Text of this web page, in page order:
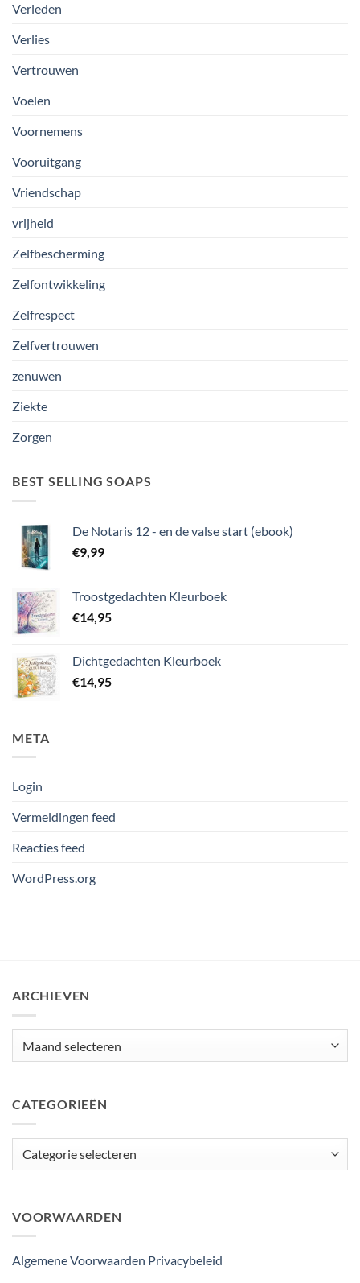
Verleden
Verlies
Vertrouwen
Voelen
Voornemens
Vooruitgang
Vriendschap
vrijheid
Zelfbescherming
Zelfontwikkeling
Zelfrespect
Zelfvertrouwen
zenuwen
Ziekte
Zorgen
BEST SELLING SOAPS
De Notaris 12 - en de valse start (ebook)
€9,99
Troostgedachten Kleurboek
€14,95
Dichtgedachten Kleurboek
€14,95
META
Login
Vermeldingen feed
Reacties feed
WordPress.org
ARCHIEVEN
CATEGORIEËN
VOORWAARDEN
Algemene Voorwaarden Privacybeleid